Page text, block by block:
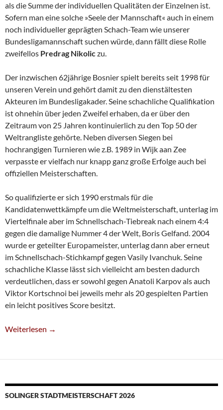
als die Summe der individuellen Qualitäten der Einzelnen ist.
Sofern man eine solche »Seele der Mannschaft« auch in einem
noch individueller geprägten Schach-Team wie unserer
Bundesligamannschaft suchen würde, dann fällt diese Rolle
zweifellos Predrag Nikoliczu.
Der inzwischen 62jährige Bosnier spielt bereits seit 1998 für
unseren Verein und gehört damit zu den dienstältesten
Akteuren im Bundesligakader. Seine schachliche Qualifikation
ist ohnehin über jeden Zweifel erhaben, da er über den
Zeitraum von 25 Jahren kontinuierlich zu den Top 50 der
Weltrangliste gehörte. Neben diversen Siegen bei
hochrangigen Turnieren wie z.B. 1989 in Wijk aan Zee
verpasste er vielfach nur knapp ganz große Erfolge auch bei
offiziellen Meisterschaften.
So qualifizierte er sich 1990 erstmals für die
Kandidatenwettkämpfe um die Weltmeisterschaft, unterlag im
Viertelfinale aber im Schnellschach-Tiebreak nach einem 4:4
gegen die damalige Nummer 4 der Welt, Boris Gelfand. 2004
wurde er geteilter Europameister, unterlag dann aber erneut
im Schnellschach-Stichkampf gegen Vasily Ivanchuk. Seine
schachliche Klasse lässt sich vielleicht am besten dadurch
verdeutlichen, dass er sowohl gegen Anatoli Karpov als auch
Viktor Kortschnoi bei jeweils mehr als 20 gespielten Partien
ein leicht positives Score besitzt.
Adventskalender: Lösung 18
Weiterlesen →
SOLINGER STADTMEISTERSCHAFT 2026